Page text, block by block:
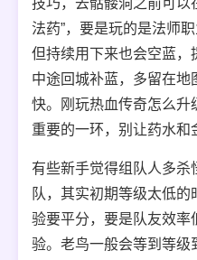
法药”，要是玩的是法师
但持续用下来也会空蓝，
中途回城补蓝，多留在
快。刚玩热血传奇怎么升
重要的一环，别让药水和
有些新手觉得组队人多杀
队，其实初期等级太低
验要平分，要是队友效率
验。老鸟一般会等到等级